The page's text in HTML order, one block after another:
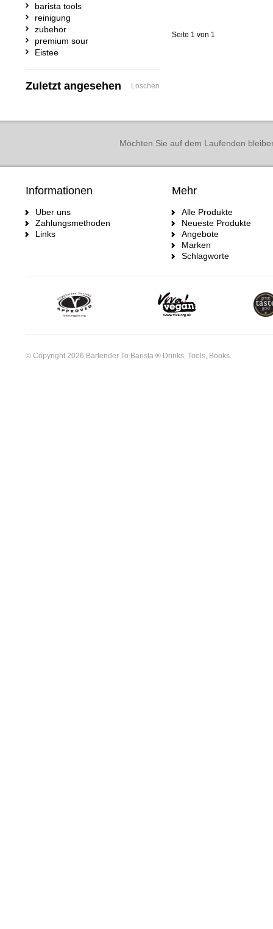
Seite 1 von 1
barista tools
reinigung
zubehör
premium sour
Eistee
Zuletzt angesehen Löschen
Möchten Sie auf dem Laufenden
Informationen
Uber uns
Zahlungsmethoden
Links
Mehr
Alle Produkte
Neueste Produkte
Angebote
Marken
Schlagworte
© Copyright 2026 Bartender To Barista ® Drinks, Tools, Books.